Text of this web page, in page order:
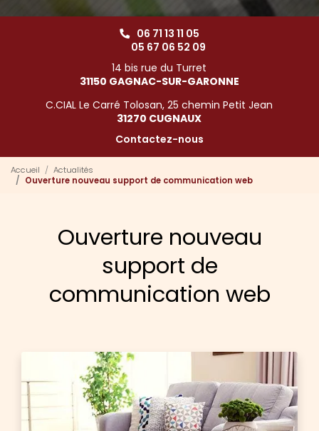
06 71 13 11 05
05 67 06 52 09
14 bis rue du Turret
31150 GAGNAC-SUR-GARONNE
C.CIAL Le Carré Tolosan, 25 chemin Petit Jean
31270 CUGNAUX
Contactez-nous
Accueil
Actualités
Ouverture nouveau support de communication web
Ouverture nouveau
support de
communication web